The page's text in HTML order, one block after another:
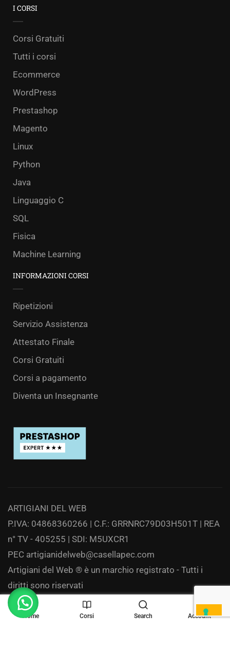
I CORSI
Corsi Gratuiti
Tutti i corsi
Ecommerce
WordPress
Prestashop
Magento
Linux
Python
Java
Linguaggio C
SQL
Fisica
Machine Learning
INFORMAZIONI CORSI
Ripetizioni
Servizio Assistenza
Attestato Finale
Corsi Gratuiti
Corsi a pagamento
Diventa un Insegnante
ARTIGIANI DEL WEB
P.IVA: 04868360266 | C.F.: GRRNRC79D03H501T | REA
n° TV - 405255 | SDI: M5UXCR1
PEC artigianidelweb@casellapec.com
Artigiani del Web ® è un marchio registrato - Tutti i
diritti sono riservati
Privacy
Home Corsi Search Account